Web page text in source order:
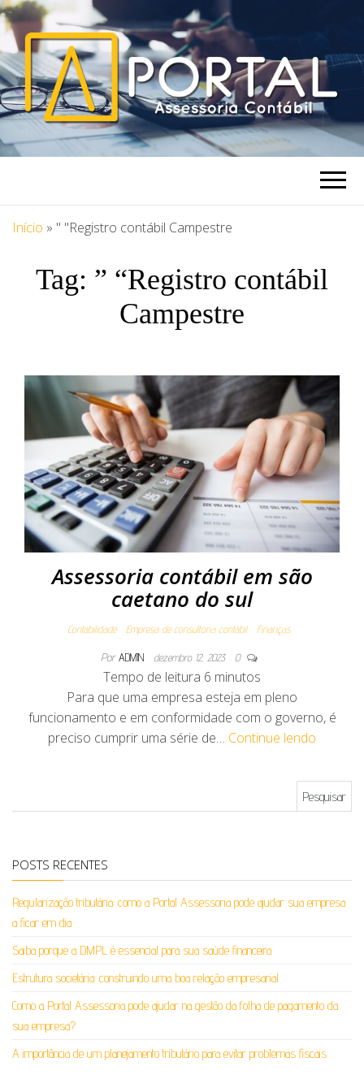
PORTAL
ASSESSORIA
Blog Portal Assessoria
Início » " "Registro contábil Campestre
Tag: ” “Registro contábil
Campestre
Assessoria contábil em são
caetano do sul
Contabilidade Empresa de consultoria contábil Finanças
Por ADMIN dezembro 12, 2023 0
Tempo de leitura 6 minutos
Para que uma empresa esteja em pleno
funcionamento e em conformidade com o governo, é
preciso cumprir uma série de… Continue lendo
POSTS RECENTES
Regularização tributária: como a Portal Assessoria pode ajudar sua empresa
a ficar em dia
Saiba porque a DMPL é essencial para sua saúde financeira
Estrutura societária: construindo uma boa relação empresarial
Como a Portal Assessoria pode ajudar na gestão da folha de pagamento da
sua empresa?
A importância de um planejamento tributário para evitar problemas fiscais